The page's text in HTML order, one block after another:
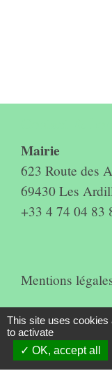
Mairie
623 Route des
69430 Les
+33 4 74 04 83
Mentions
Accessibilité -
Gestion des
This site uses cookies
to activate
OK, accept all